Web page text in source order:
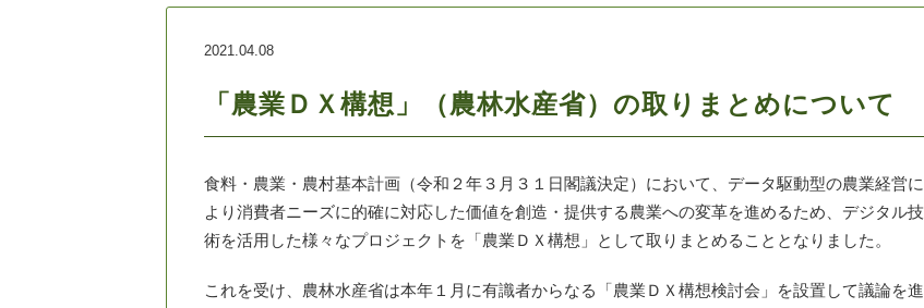
2021.04.08
「農業ＤＸ構想」（農林水産省）の取りまとめについて
食料・農業・農村基本計画（令和２年３月３１日閣議決定）において、データ駆動型の農業経営に
より消費者ニーズに的確に対応した価値を創造・提供する農業への変革を進めるため、デジタル技
術を活用した様々なプロジェクトを「農業ＤＸ構想」として取りまとめることとなりました。
これを受け、農林水産省は本年１月に有識者からなる「農業ＤＸ構想検討会」を設置して議論を進